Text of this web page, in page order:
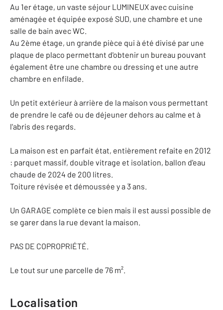
Au 1er étage, un vaste séjour LUMINEUX avec cuisine
aménagée et équipée exposé SUD, une chambre et une
salle de bain avec WC.
Au 2ème étage, un grande pièce qui à été divisé par une
plaque de placo permettant d'obtenir un bureau pouvant
également être une chambre ou dressing et une autre
chambre en enfilade.
Un petit extérieur à arrière de la maison vous permettant
de prendre le café ou de déjeuner dehors au calme et à
l'abris des regards.
La maison est en parfait état, entièrement refaite en 2012
: parquet massif, double vitrage et isolation, ballon d'eau
chaude de 2024 de 200 litres.
Toiture révisée et démoussée y a 3 ans.
Un GARAGE complète ce bien mais il est aussi possible de
se garer dans la rue devant la maison.
PAS DE COPROPRIÉTÉ.
Le tout sur une parcelle de 76 m².
Localisation